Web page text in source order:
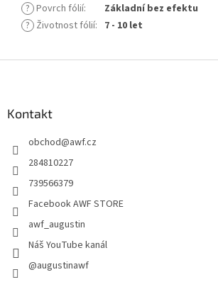
? Povrch fólií:
Základní bez efektu
? Životnost fólií: 7 - 10 let
Kontakt
obchod@awf.cz
284810227
739566379
Facebook AWF STORE
awf_augustin
Náš YouTube kanál
@augustinawf